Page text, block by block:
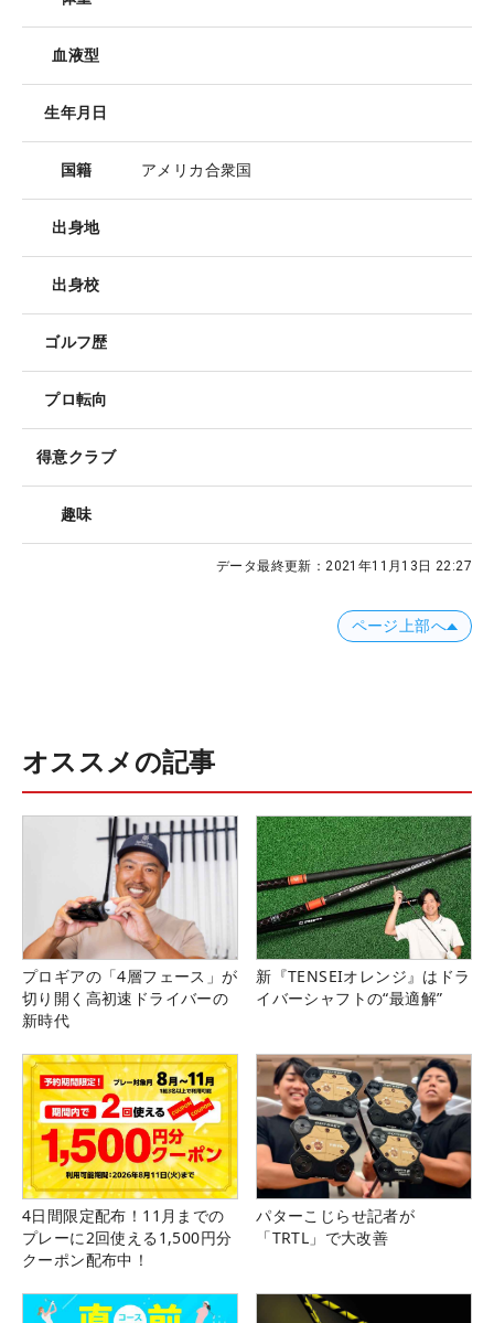
血液型
生年月日
国籍 アメリカ合衆国
出身地
出身校
ゴルフ歴
プロ転向
得意クラブ
趣味
データ最終更新：2021年11月13日 22:27
ページ上部へ
オススメの記事
プロギアの「4層フェース」が
切り開く高初速ドライバーの
新時代
新『TENSEIオレンジ』はドラ
イバーシャフトの“最適解”
4日間限定配布！11月までの
プレーに2回使える1,500円分
クーポン配布中！
パターこじらせ記者が
「TRTL」で大改善